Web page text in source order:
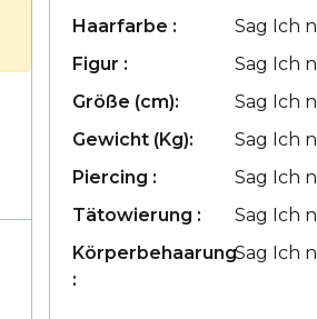
Haarfarbe :
Sag Ich
Figur :
Sag Ich
Größe (cm):
Sag Ich
Gewicht (Kg):
Sag Ich
Piercing :
Sag Ich
Tätowierung :
Sag Ich
Körperbehaarung
:
Sag Ich